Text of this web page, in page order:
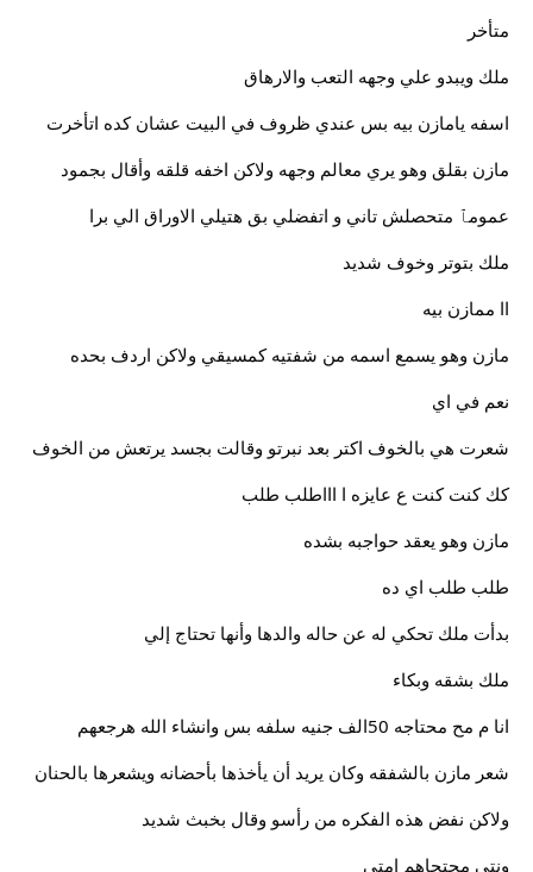
متأخر
ملك ويبدو علي وجهه التعب والارهاق
اسفه يامازن بيه بس عندي ظروف في البيت عشان كده اتأخرت
مازن بقلق وهو يري معالم وجهه ولاكن اخفه قلقه وأقال بجمود
عمومٱ متحصلش تاني و اتفضلي بق هتيلي الاوراق الي برا
ملك بتوتر وخوف شديد
اا ممازن بيه
مازن وهو يسمع اسمه من شفتيه كمسيقي ولاكن اردف بحده
نعم في اي
شعرت هي بالخوف اكتر بعد نبرتو وقالت بجسد يرتعش من الخوف
كك كنت كنت ع عايزه ا اااطلب طلب
مازن وهو يعقد حواجبه بشده
طلب طلب اي ده
بدأت ملك تحكي له عن حاله والدها وأنها تحتاج إلي
ملك بشقه وبكاء
انا م مح محتاجه 50الف جنيه سلفه بس وانشاء الله هرجعهم
شعر مازن بالشفقه وكان يريد أن يأخذها بأحضانه ويشعرها بالحنان
ولاكن نفض هذه الفكره من رأسو وقال بخبث شديد
ونتي محتجاهم امتي